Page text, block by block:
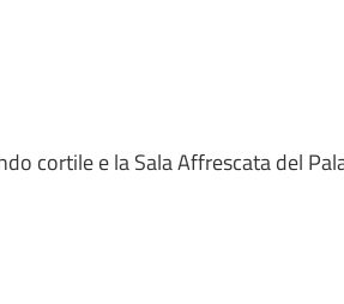
cortile e la Sala Affrescata del